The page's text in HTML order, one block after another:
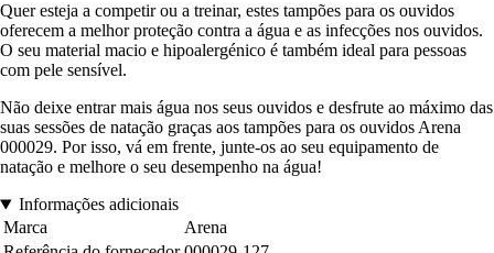
Quer esteja a competir ou a treinar, estes tampões para os ouvidos
oferecem a melhor proteção contra a água e as infecções nos ouvidos.
O seu material macio e hipoalergénico é também ideal para pessoas
com pele sensível.
Não deixe entrar mais água nos seus ouvidos e desfrute ao máximo das
suas sessões de natação graças aos tampões para os ouvidos Arena
000029. Por isso, vá em frente, junte-os ao seu equipamento de
natação e melhore o seu desempenho na água!
Informações adicionais
Marca
Arena